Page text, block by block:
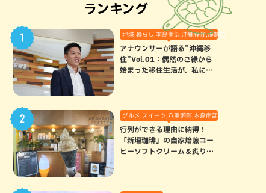
ランキング
地域,暮らし,本島南部,沖縄移住,那覇市
アナウンサーが語る”沖縄移
住”Vol.01：偶然のご縁から
始まった移住生活が、私にと
グルメ,スイーツ,八重瀬町,本島南部
行列ができる理由に納得！
「新垣珈琲」の自家焙煎コー
ヒーソフトクリーム＆炙りマ